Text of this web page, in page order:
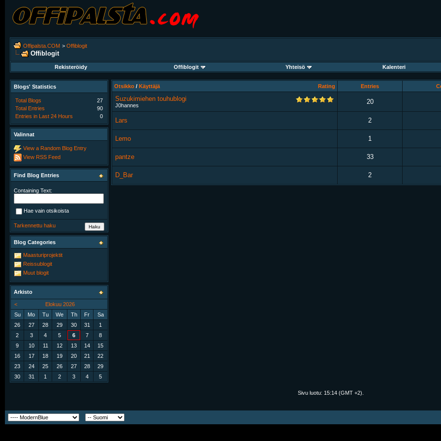
Offipalsta.COM > Offiblogit
Offiblogit
Rekisteröidy
Offiblogit Yhteisö Kalenteri
Rating
Otsikko / Käyttäjä Entries
Suzukimiehen touhublogi
J0hannes 20
Lars 2
Lemo 1
pantze 33
D_Bar 2
Blogs' Statistics
Total Blogs
27
Total Entries
90
Entries in Last 24 Hours
0
Valinnat
View a Random Blog Entry
View RSS Feed
Find Blog Entries
Containing Text:
Hae vain otsikoista
Tarkennettu haku
Blog Categories
Maasturiprojektit
Reissublogit
Muut blogit
Arkisto
<
Elokuu 2026
Su
Mo Tu We Th Fr
Sa
26
27 28 29 30 31
1
2
3 4 5 6 7
8
9
10 11 12 13 14
15
16
17 18 19 20 21
22
23
24 25 26 27 28
29
30
31 1 2 3 4 5
Sivu luotu: 15:14 (GMT +2).